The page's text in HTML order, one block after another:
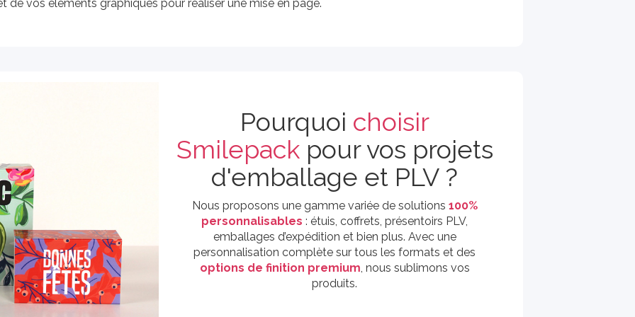
de vos éléments graphiques pour réaliser une mise en page.
Pourquoi choisir
Smilepackpour vos projets
d'emballage et PLV ?
Nous proposons une gamme variée de solutions 100%
personnalisables : étuis, coffrets, présentoirs PLV,
emballages d’expédition et bien plus. Avec une
personnalisation complète sur tous les formats et des
options de finition premium, nous sublimons vos
produits.